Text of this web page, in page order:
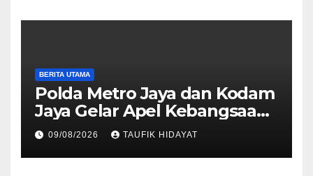
BERITA UTAMA
Polda Metro Jaya dan Kodam
Jaya Gelar Apel Kebangsaan
“Jaga Jakarta untuk
Indonesia
09/08/2026 TAUFIK HIDAYAT